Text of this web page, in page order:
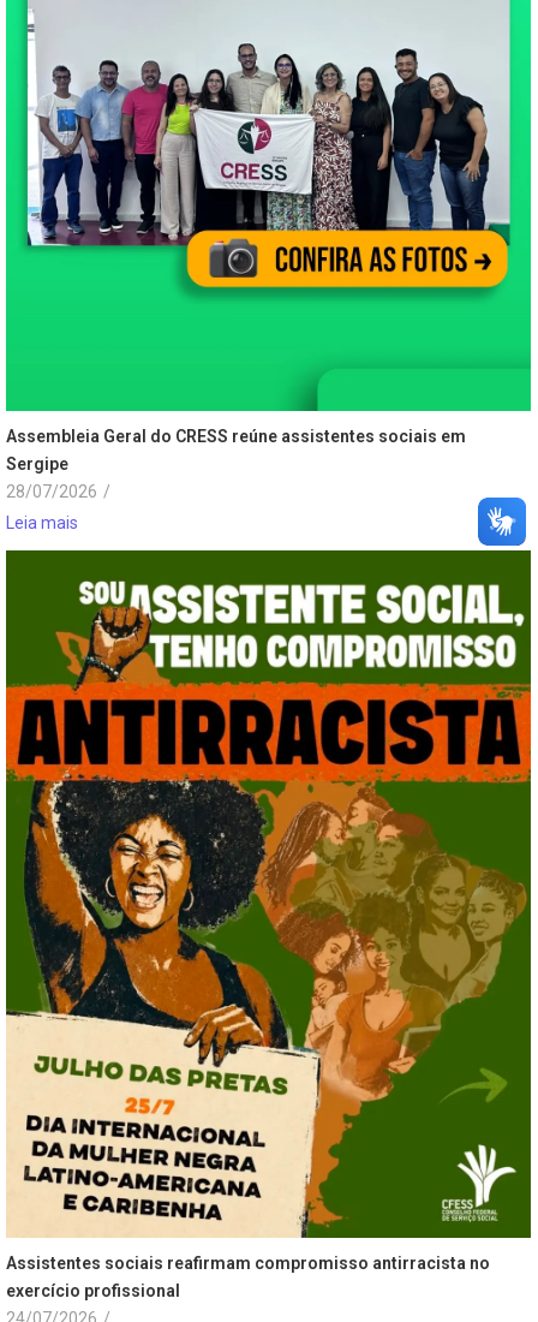
Assembleia Geral do CRESS reúne assistentes sociais em
Sergipe
28/07/2026 /
Leia mais
Assistentes sociais reafirmam compromisso antirracista no
exercício profissional
24/07/2026 /